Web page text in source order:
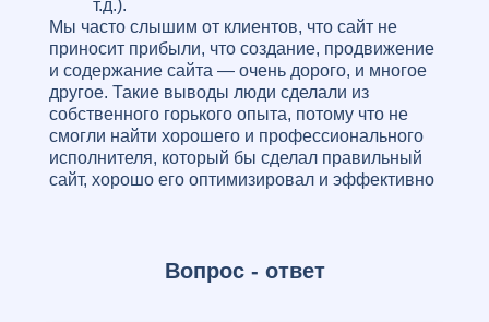
т.д.).
Мы часто слышим от клиентов, что сайт не
приносит прибыли, что создание, продвижение
и содержание сайта — очень дорого, и многое
другое. Такие выводы люди сделали из
собственного горького опыта, потому что не
смогли найти хорошего и профессионального
исполнителя, который бы сделал правильный
сайт, хорошо его оптимизировал и эффективно
задач! И это не просто слова, в виде
доказательств достаточно посмотреть на наши
Вопрос - ответ